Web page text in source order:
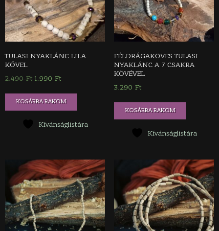
TULASI NYAKLÁNC LILA
KŐVEL
2.490Ft Original
was:
2.490 Ft.
1.990 Ft
is:
1.990 Ft.
KOSÁRBA RAKOM
Kívánságlistára
FÉLDRÁGAKÖVES TULASI
NYAKLÁNC A 7 CSAKRA
KÖVÉVEL
3.290 Ft
KOSÁRBA RAKOM
Kívánságlistára